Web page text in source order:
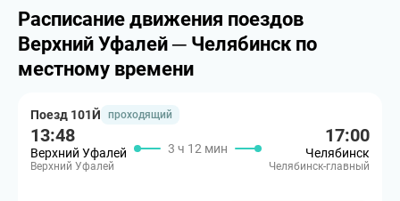
Расписание движения поездов
Верхний Уфалей ─ Челябинск по
местному времени
Поезд 101Й проходящий
13:48
Верхний Уфалей
Верхний Уфалей
3 ч 12 мин
17:00
Челябинск
Челябинск-главный